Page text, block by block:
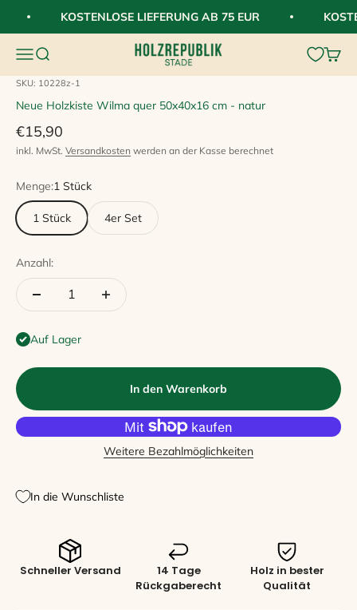
KOSTENLOSE LIEFERUNG AB 75 EUR
Navigationsmenü öffnen
Suche öffnen HolzRepublik
SKU: 10228z-1
Neue Holzkiste Wilma quer 50x40x16 cm - natur
Angebot
€15,90
inkl. MwSt. Versandkosten werden an der Kasse berechnet
Menge:1 Stück
1 Stück 4er Set
Anzahl:
Auf Lager
In den Warenkorb
Weitere Bezahlmöglichkeiten
In die Wunschliste
Schneller Versand
14 Tage
Rückgaberecht
Holz in bester
Qualität